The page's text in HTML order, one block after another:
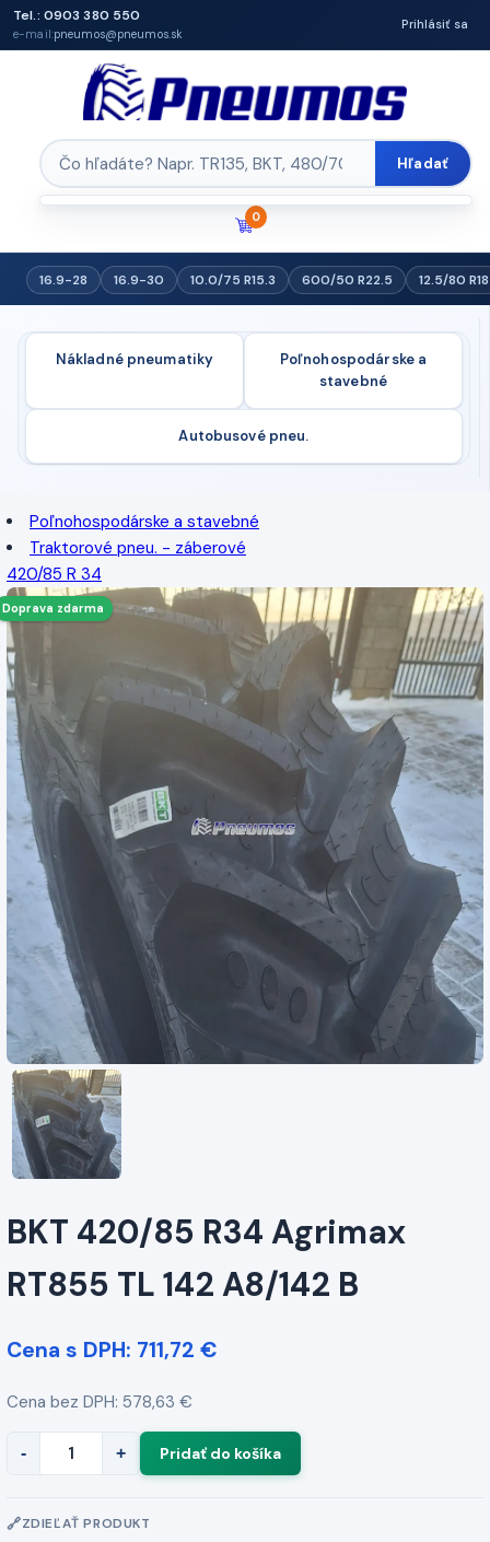
Tel.: 0903 380 550
e-mail:pneumos@pneumos.sk
Prihlásiť sa
Hľadať
0
16.9-28 16.9-30 10.0/75 R15.3 600/50 R22.5 12.5/80 R18
Nákladné pneumatiky
Poľnohospodárske a
stavebné
Autobusové pneu.
Poľnohospodárske a stavebné
Traktorové pneu. - záberové
420/85 R 34
Doprava zdarma
BKT 420/85 R34 Agrimax
RT855 TL 142 A8/142 B
Cena s DPH: 711,72 €
Cena bez DPH: 578,63 €
- +
ZDIEĽAŤ PRODUKT